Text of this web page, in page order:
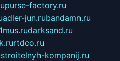
purse-factory.ru
adler-jun.rubandamn.ru
1mus.rudarksand.ru
rtdco.ru
kompanij.ru